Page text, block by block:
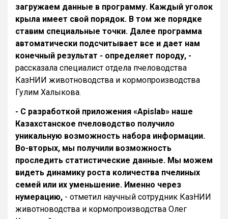
загружаем данные в программу. Каждый уголок
крыла имеет свой порядок. В том же порядке
ставим специальные точки. Далее программа
автоматически подсчитывает все и дает нам
конечный результат - определяет породу, -
рассказала специалист отдела пчеловодства
КазНИИ животноводства и кормопроизводства
Гулим Халыкова.
- С разработкой приложения «Apislab» наше
Казахстанское пчеловодство получило
уникальную возможность набора информации.
Во-вторых, мы получили возможность
проследить статистические данные. Мы можем
видеть динамику роста количества пчелиных
семей или их уменьшение. Именно через
нумерацию, - отметил научный сотрудник КазНИИ
животноводства и кормопроизводства Олег